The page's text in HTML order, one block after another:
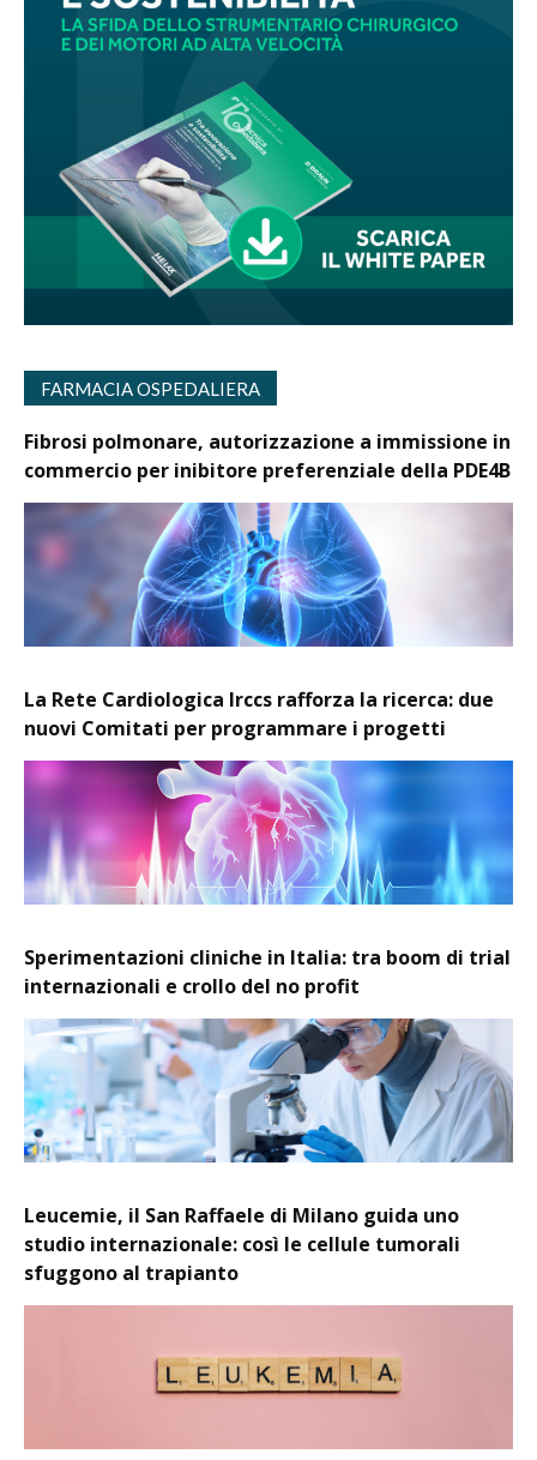
FARMACIA OSPEDALIERA
Fibrosi polmonare, autorizzazione a immissione in
commercio per inibitore preferenziale della PDE4B
La Rete Cardiologica Irccs rafforza la ricerca: due
nuovi Comitati per programmare i progetti
Sperimentazioni cliniche in Italia: tra boom di trial
internazionali e crollo del no profit
Leucemie, il San Raffaele di Milano guida uno
studio internazionale: così le cellule tumorali
sfuggono al trapianto